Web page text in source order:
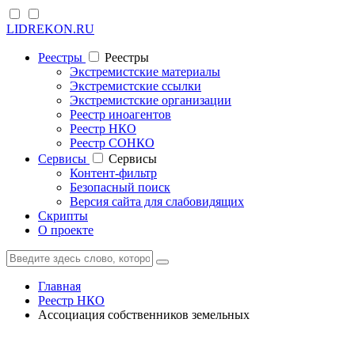
LIDREKON.RU
Реестры
Реестры
Экстремистские материалы
Экстремистские ссылки
Экстремистские организации
Реестр иноагентов
Реестр НКО
Реестр СОНКО
Cервисы
Cервисы
Контент-фильтр
Безопасный поиск
Версия сайта для слабовидящих
Скрипты
О проекте
Главная
Реестр НКО
Ассоциация собственников земельных